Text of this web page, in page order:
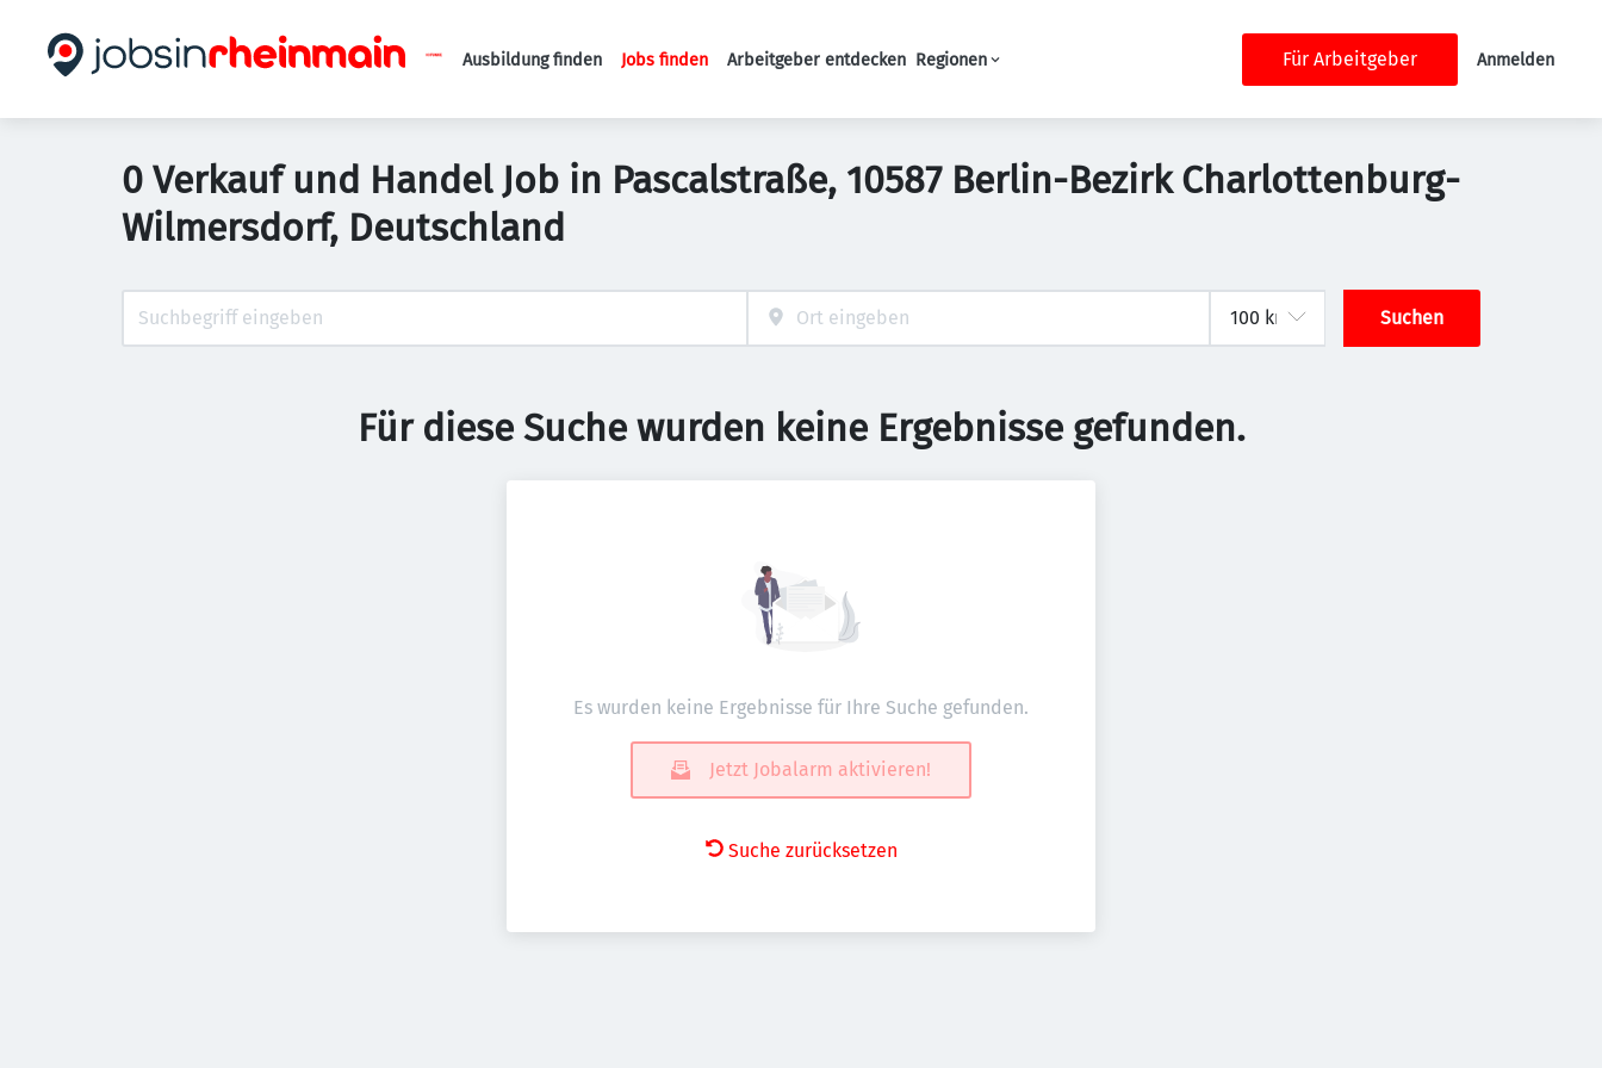
Haupt-Navigation
Ausbildung finden Jobs finden Arbeitgeber entdecken Regionen Für Arbeitgeber Anmelden
0 Verkauf und Handel Job in Pascalstraße, 10587 Berlin-Bezirk Charlottenburg-
Wilmersdorf, Deutschland
Suchen
Für diese Suche wurden keine Ergebnisse gefunden.
Es wurden keine Ergebnisse für Ihre Suche gefunden.
Jetzt Jobalarm aktivieren!
Suche zurücksetzen